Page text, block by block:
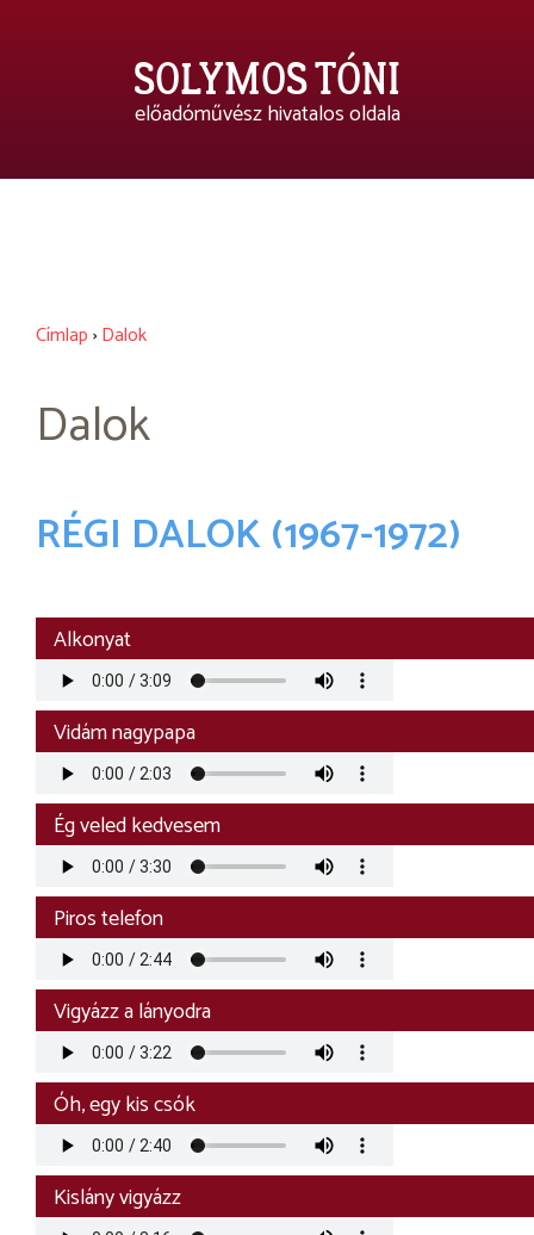
SOLYMOS TÓNI
előadóművész hivatalos oldala
Címlap›Dalok
top
Dalok
RÉGI DALOK (1967-1972)
Alkonyat
Audio
file
Vidám nagypapa
Audio
file
Ég veled kedvesem
Audio
file
Piros telefon
Audio
file
Vigyázz a lányodra
Audio
file
Óh, egy kis csók
Audio
file
Kislány vigyázz
Audio
file